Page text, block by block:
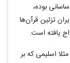
بوده،
تزئین قرآن‌ها
یافته است.
اسلیمی که بر